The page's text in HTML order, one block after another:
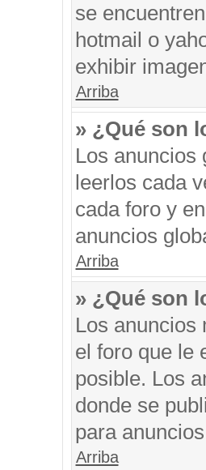
se
hotmail o
exhibir
Arriba
» ¿Qué son
Los anuncios
leerlos cada
cada foro y
anuncios
Arriba
» ¿Qué son
Los anuncios
el foro que le
posible. Los
donde se
para
Arriba